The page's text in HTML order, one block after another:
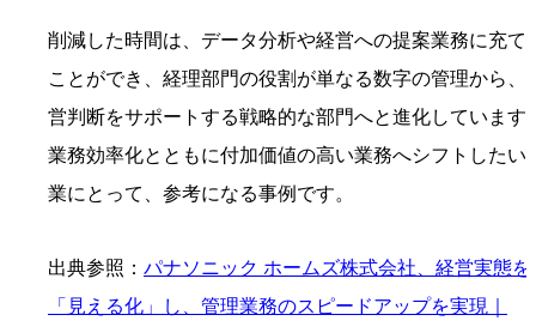
削減した時間は、データ分析や経営への提案業務に充て
ことができ、経理部門の役割が単なる数字の管理から、
営判断をサポートする戦略的な部門へと進化しています
業務効率化とともに付加価値の高い業務へシフトしたい
業にとって、参考になる事例です。
出典参照： パナソニック ホームズ株式会社、経営実態を
「見える化」し、管理業務のスピードアップを実現｜